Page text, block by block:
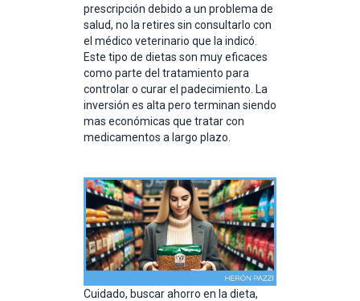
prescripción debido a un problema de
salud, no la retires sin consultarlo con
el médico veterinario que la indicó.
Este tipo de dietas son muy eficaces
como parte del tratamiento para
controlar o curar el padecimiento. La
inversión es alta pero terminan siendo
mas económicas que tratar con
medicamentos a largo plazo.
Cuidado, buscar ahorro en la dieta,